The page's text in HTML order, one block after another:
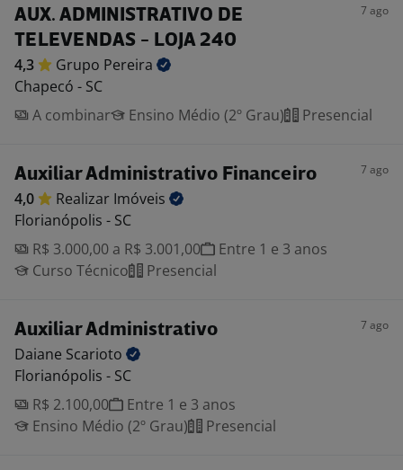
AUX. ADMINISTRATIVO DE
TELEVENDAS - LOJA 240
7 ago
4,3 Grupo Pereira
Chapecó - SC
A combinar
Ensino Médio (2º Grau) Presencial
Auxiliar Administrativo Financeiro 7 ago
4,0 Realizar Imóveis
Florianópolis - SC
R$ 3.000,00 a R$ 3.001,00
Entre 1 e 3 anos
Curso Técnico
Presencial
Auxiliar Administrativo 7 ago
Daiane Scarioto
Florianópolis - SC
R$ 2.100,00
Entre 1 e 3 anos
Ensino Médio (2º Grau)
Presencial